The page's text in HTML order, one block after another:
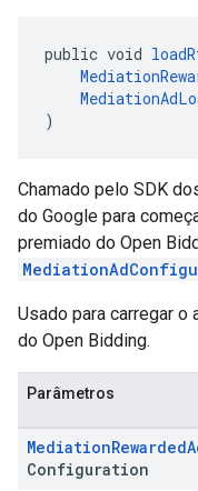
public void
)
Chamado pelo SDK
do Google para
premiado do Open
Usado para carregar o
do Open Bidding.
Parâmetros
MediationRewarded
Configuration